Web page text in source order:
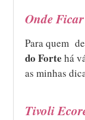
Onde
Para quem
do Forte há
as minhas
Tivoli